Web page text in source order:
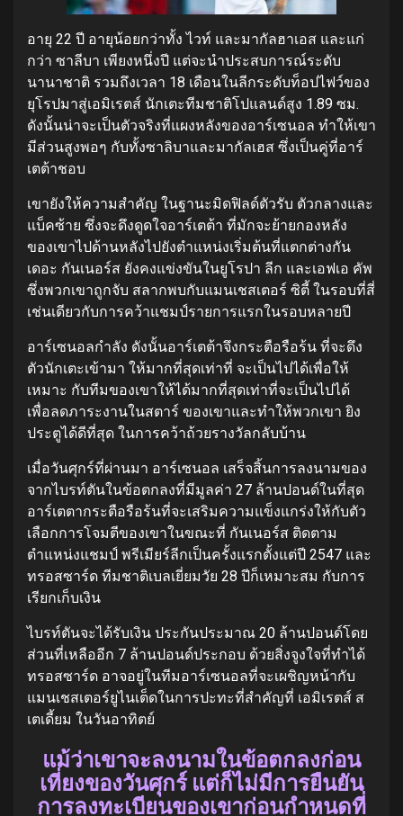
อายุ 22 ปี อายุน้อยกว่าทั้ง ไวท์ และมากัลฮาเอส และแก่
กว่า ซาลีบา เพียงหนึ่งปี แต่จะนำประสบการณ์ระดับ
นานาชาติ รวมถึงเวลา 18 เดือนในลีกระดับท็อปไฟว์ของ
ยุโรปมาสู่เอมิเรตส์ นักเตะทีมชาติโปแลนด์สูง 1.89 ซม.
ดังนั้นน่าจะเป็นตัวจริงที่แผงหลังของอาร์เซนอล ทำให้เขา
มีส่วนสูงพอๆ กับทั้งซาลิบาและมากัลเฮส ซึ่งเป็นคู่ที่อาร์
เตต้าชอบ
เขายังให้ความสำคัญ ในฐานะมิดฟิลด์ตัวรับ ตัวกลางและ
แบ็คซ้าย ซึ่งจะดึงดูดใจอาร์เตต้า ที่มักจะย้ายกองหลัง
ของเขาไปด้านหลังไปยังตำแหน่งเริ่มต้นที่แตกต่างกัน
เดอะ กันเนอร์ส ยังคงแข่งขันในยูโรปา ลีก และเอฟเอ คัพ
ซึ่งพวกเขาถูกจับ สลากพบกับแมนเชสเตอร์ ซิตี้ ในรอบที่สี่
เช่นเดียวกับการคว้าแชมป์รายการแรกในรอบหลายปี
อาร์เซนอลกำลัง ดังนั้นอาร์เตต้าจึงกระตือรือร้น ที่จะดึง
ตัวนักเตะเข้ามา ให้มากที่สุดเท่าที่ จะเป็นไปได้เพื่อให้
เหมาะ กับทีมของเขาให้ได้มากที่สุดเท่าที่จะเป็นไปได้
เพื่อลดภาระงานในสตาร์ ของเขาและทำให้พวกเขา ยิง
ประตูได้ดีที่สุด ในการคว้าถ้วยรางวัลกลับบ้าน
เมื่อวันศุกร์ที่ผ่านมา อาร์เซนอล เสร็จสิ้นการลงนามของ
จากไบรท์ตันในข้อตกลงที่มีมูลค่า 27 ล้านปอนด์ในที่สุด
อาร์เตตากระตือรือร้นที่จะเสริมความแข็งแกร่งให้กับตัว
เลือกการโจมตีของเขาในขณะที่ กันเนอร์ส ติดตาม
ตำแหน่งแชมป์ พรีเมียร์ลีกเป็นครั้งแรกตั้งแต่ปี 2547 และ
ทรอสซาร์ด ทีมชาติเบลเยี่ยมวัย 28 ปีก็เหมาะสม กับการ
เรียกเก็บเงิน
ไบรท์ตันจะได้รับเงิน ประกันประมาณ 20 ล้านปอนด์โดย
ส่วนที่เหลืออีก 7 ล้านปอนด์ประกอบ ด้วยสิ่งจูงใจที่ทำได้
ทรอสซาร์ด อาจอยู่ในทีมอาร์เซนอลที่จะเผชิญหน้ากับ
แมนเชสเตอร์ยูไนเต็ดในการปะทะที่สำคัญที่ เอมิเรตส์ ส
เตเดี้ยม ในวันอาทิตย์
แม้ว่าเขาจะลงนามในข้อตกลงก่อน
เที่ยงของวันศุกร์ แต่ก็ไม่มีการยืนยัน
การลงทะเบียนของเขาก่อนกำหนดที่